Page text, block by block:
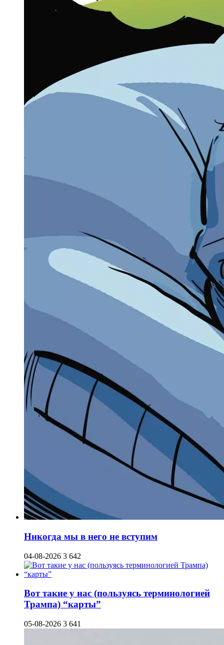
Никогда мы в него не вступим
04-08-2026 3 642
Вот такие у нас (пользуясь терминологией
Трампа) “карты”
05-08-2026 3 641